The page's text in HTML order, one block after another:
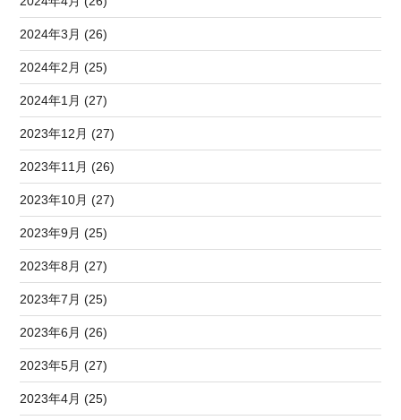
2024年3月 (26)
2024年2月 (25)
2024年1月 (27)
2023年12月 (27)
2023年11月 (26)
2023年10月 (27)
2023年9月 (25)
2023年8月 (27)
2023年7月 (25)
2023年6月 (26)
2023年5月 (27)
2023年4月 (25)